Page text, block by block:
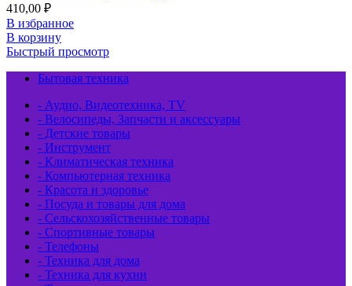
410,00 ₽
В избранное
В корзину
Быстрый просмотр
Бытовая техника
- Аудио, Видеотехника, TV
- Велосипеды, Запчасти и аксессуары
- Детские товары
- Инструмент
- Климатическая техника
- Компьютерная техника
- Красота и здоровье
- Посуда и товары для дома
- Сельскохозяйственные товары
- Спортивные товары
- Телефоны
- Техника для дома
- Техника для кухни